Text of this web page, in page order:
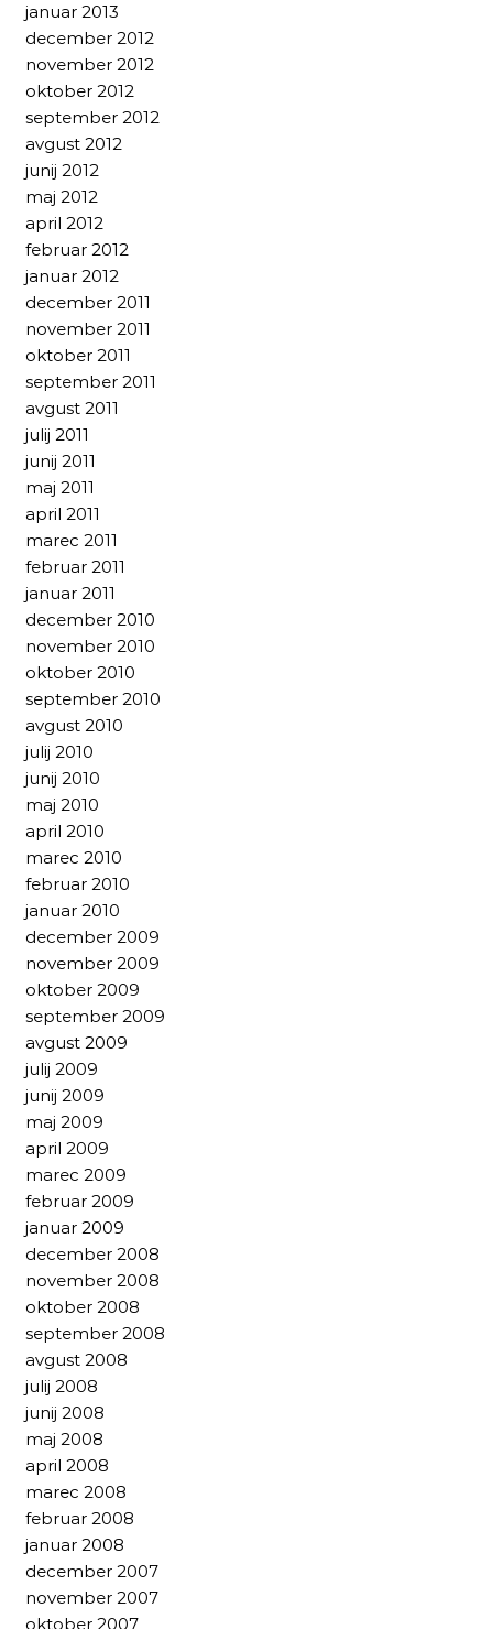
januar 2013
december 2012
november 2012
oktober 2012
september 2012
avgust 2012
junij 2012
maj 2012
april 2012
februar 2012
januar 2012
december 2011
november 2011
oktober 2011
september 2011
avgust 2011
julij 2011
junij 2011
maj 2011
april 2011
marec 2011
februar 2011
januar 2011
december 2010
november 2010
oktober 2010
september 2010
avgust 2010
julij 2010
junij 2010
maj 2010
april 2010
marec 2010
februar 2010
januar 2010
december 2009
november 2009
oktober 2009
september 2009
avgust 2009
julij 2009
junij 2009
maj 2009
april 2009
marec 2009
februar 2009
januar 2009
december 2008
november 2008
oktober 2008
september 2008
avgust 2008
julij 2008
junij 2008
maj 2008
april 2008
marec 2008
februar 2008
januar 2008
december 2007
november 2007
oktober 2007